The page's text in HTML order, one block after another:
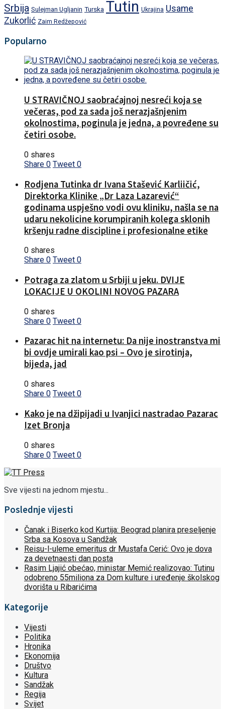
Srbija Sulejman Ugljanin Turska Tutin Ukrajina Usame
Zukorlić Zaim Redžepović
Popularno
U STRAVIČNOJ saobraćajnoj nesreći koja se
večeras, pod za sada još nerazjašnjenim
okolnostima, poginula je jedna, a povređene su
četiri osobe.
0 shares
Share 0 Tweet 0
Rodjena Tutinka dr Ivana Stašević Karliičić,
Direktorka Klinike „Dr Laza Lazarević“
godinama uspješno vodi ovu kliniku, našla se na
udaru nekolicine korumpiranih kolega sklonih
kršenju radne discipline i profesionalne etike
0 shares
Share 0 Tweet 0
Potraga za zlatom u Srbiji u jeku. DVIJE
LOKACIJE U OKOLINI NOVOG PAZARA
0 shares
Share 0 Tweet 0
Pazarac hit na internetu: Da nije inostranstva mi
bi ovdje umirali kao psi – Ovo je sirotinja,
bijeda, jad
0 shares
Share 0 Tweet 0
Kako je na džipijadi u Ivanjici nastradao Pazarac
Izet Bronja
0 shares
Share 0 Tweet 0
Sve vijesti na jednom mjestu...
Poslednje vijesti
Čanak i Biserko kod Kurtija: Beograd planira preseljenje
Srba sa Kosova u Sandžak
Reisu-l-uleme emeritus dr Mustafa Cerić: Ovo je dova
za devetnaesti dan posta
Rasim Ljajić obećao, ministar Memić realizovao: Tutinu
odobreno 55miliona za Dom kulture i uređenje školskog
dvorišta u Ribarićima
Kategorije
Vijesti
Politika
Hronika
Ekonomija
Društvo
Kultura
Sandžak
Regija
Svijet